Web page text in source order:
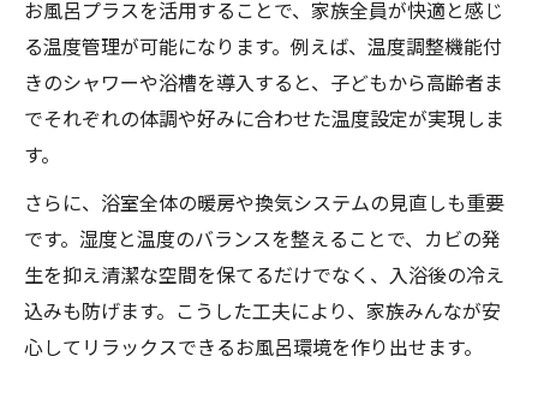
践
お風呂リフォームでリラックス効果を高め
る方法
お風呂リフォームで副交感神経を優位にし
よう
心身を癒すお風呂リフォーム後の入浴習慣
お風呂プラスでストレス軽減を目指す工夫
お風呂プラスを活用することで、家族全員が快適と感じ
る温度管理が可能になります。例えば、温度調整機能付
きのシャワーや浴槽を導入すると、子どもから高齢者ま
でそれぞれの体調や好みに合わせた温度設定が実現しま
す。
さらに、浴室全体の暖房や換気システムの見直しも重要
です。湿度と温度のバランスを整えることで、カビの発
生を抑え清潔な空間を保てるだけでなく、入浴後の冷え
込みも防げます。こうした工夫により、家族みんなが安
心してリラックスできるお風呂環境を作り出せます。